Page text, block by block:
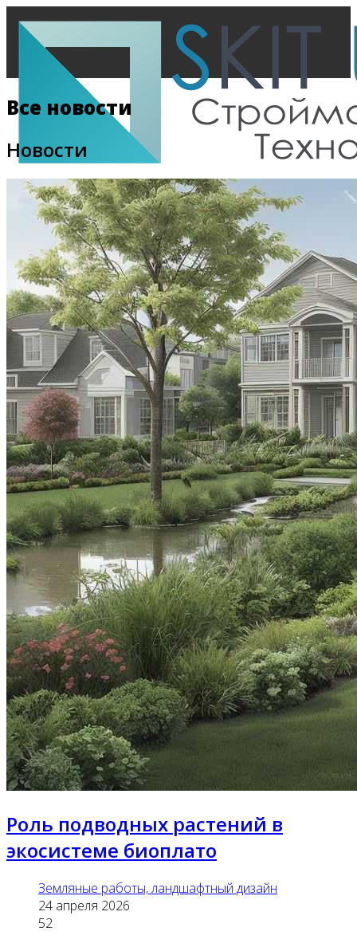
Главная
Все новости
Видео
Все новости
Новости
Роль подводных растений в
экосистеме биоплато
Земляные работы, ландшафтный дизайн
24 апреля 2026
52